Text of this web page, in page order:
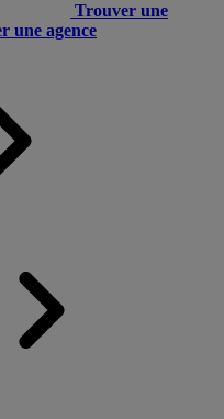
Trouver une
une agence